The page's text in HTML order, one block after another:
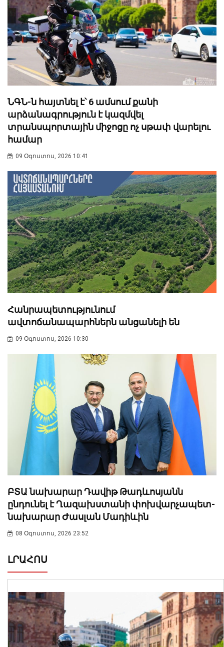
ՆԳՆ-ն հայտնել է՝ 6 ամսում քանի
արձանագրություն է կազմվել
տրանսպորտային միջոցը ոչ սթափ վարելու
համար
09 Օգոստոս, 2026 10:41
Հանրապետությունում
ավտոճանապարհներն անցանելի են
09 Օգոստոս, 2026 10:30
ԲՏԱ նախարար Դավիթ Թադևոսյանն
ընդունել է Ղազախստանի փոխվարչապետ-
նախարար Ժասլան Մադիևին
08 Օգոստոս, 2026 23:52
ԼՐԱՀՈՍ